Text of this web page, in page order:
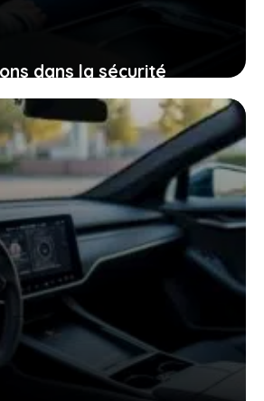
dans la sécurité
pourraient bien changer
de conduite